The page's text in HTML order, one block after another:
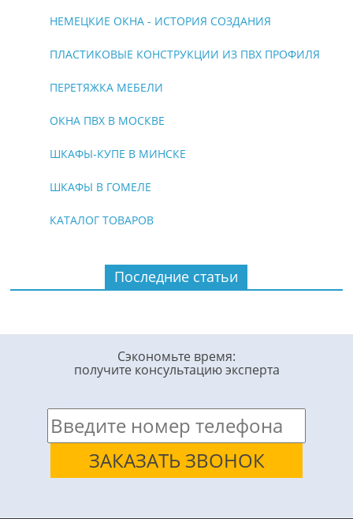
НЕМЕЦКИЕ ОКНА - ИСТОРИЯ СОЗДАНИЯ
ПЛАСТИКОВЫЕ КОНСТРУКЦИИ ИЗ ПВХ ПРОФИЛЯ
ПЕРЕТЯЖКА МЕБЕЛИ
ОКНА ПВХ В МОСКВЕ
ШКАФЫ-КУПЕ В МИНСКЕ
ШКАФЫ В ГОМЕЛЕ
КАТАЛОГ ТОВАРОВ
Последние статьи
Сэкономьте время:
получите консультацию эксперта